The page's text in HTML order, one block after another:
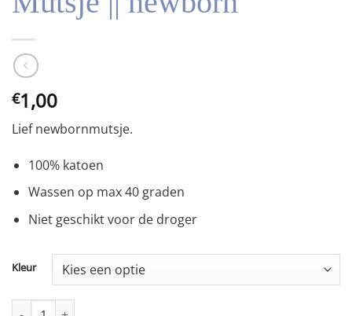
€1,00
Lief newbornmutsje.
100% katoen
Wassen op max 40 graden
Niet geschikt voor de droger
Kleur
Mutsje || newborn aantal